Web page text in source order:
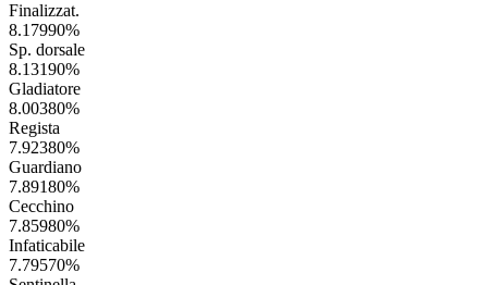
Finalizzat.
8.17990%
Sp. dorsale
8.13190%
Gladiatore
8.00380%
Regista
7.92380%
Guardiano
7.89180%
Cecchino
7.85980%
Infaticabile
7.79570%